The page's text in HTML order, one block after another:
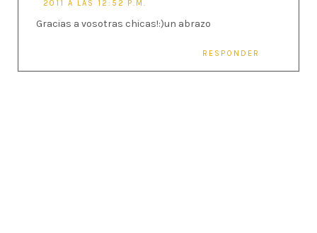
2011 A LAS 12:52 P.M.
Gracias a vosotras chicas!:)un abrazo
RESPONDER